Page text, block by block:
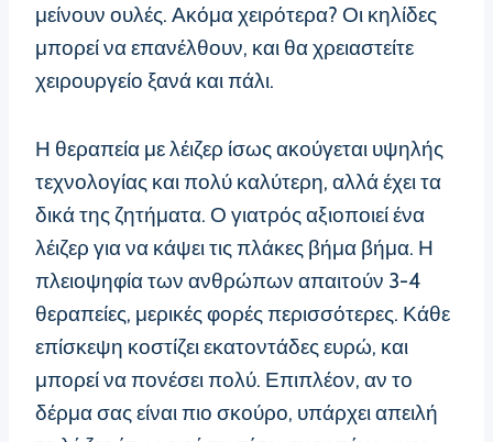
μείνουν ουλές. Ακόμα χειρότερα? Οι κηλίδες
μπορεί να επανέλθουν, και θα χρειαστείτε
χειρουργείο ξανά και πάλι.
Η θεραπεία με λέιζερ ίσως ακούγεται υψηλής
τεχνολογίας και πολύ καλύτερη, αλλά έχει τα
δικά της ζητήματα. Ο γιατρός αξιοποιεί ένα
λέιζερ για να κάψει τις πλάκες βήμα βήμα. Η
πλειοψηφία των ανθρώπων απαιτούν 3-4
θεραπείες, μερικές φορές περισσότερες. Κάθε
επίσκεψη κοστίζει εκατοντάδες ευρώ, και
μπορεί να πονέσει πολύ. Επιπλέον, αν το
δέρμα σας είναι πιο σκούρο, υπάρχει απειλή